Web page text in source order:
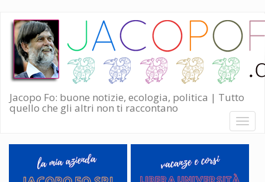
Salta
contenuto
principale
Jacopo Fo: buone notizie, ecologia, politica | Tutto
quello che gli altri non ti raccontano
Toggle